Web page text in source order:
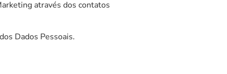
através dos contatos
Dados Pessoais.